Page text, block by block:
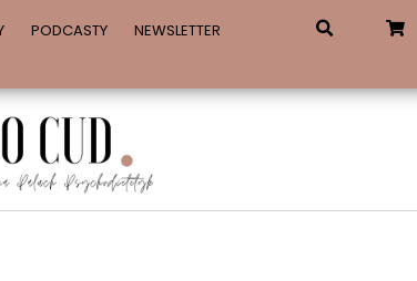
PODCASTY NEWSLETTER